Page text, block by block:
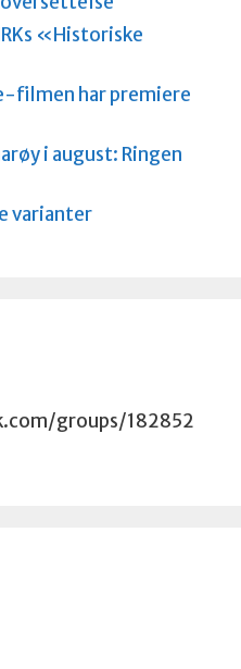
«Historiske
filmen har premiere
i august: Ringen
varianter
groups/182852